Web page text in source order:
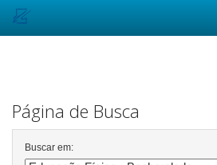
Página de Busca
Buscar em: